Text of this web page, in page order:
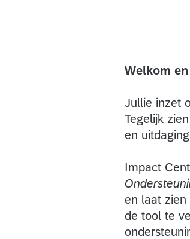
Welkom
Jullie inzet
Tegelijk
en
Impact
en laat zien
de tool te